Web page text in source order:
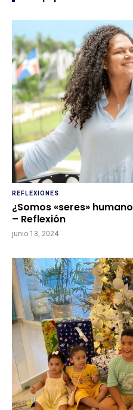
REFLEXIONES
¿Somos «seres»
– Reflexión
junio 13, 2024